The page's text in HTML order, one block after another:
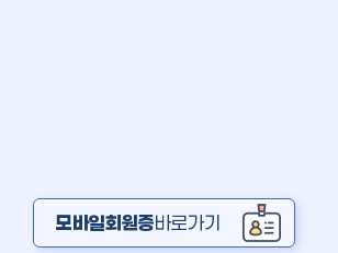
모바일회원증바로가기